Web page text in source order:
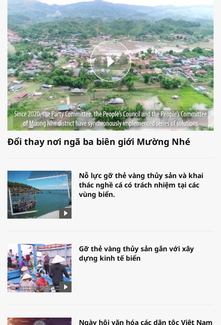
Đổi thay nơi ngã ba biên giới Mường Nhé
Nỗ lực gỡ thẻ vàng thủy sản và khai
thác nghề cá có trách nhiệm tại các
vùng biển.
Gỡ thẻ vàng thủy sản gắn với xây
dựng kinh tế biển
Ngày hội văn hóa các dân tộc Việt Nam